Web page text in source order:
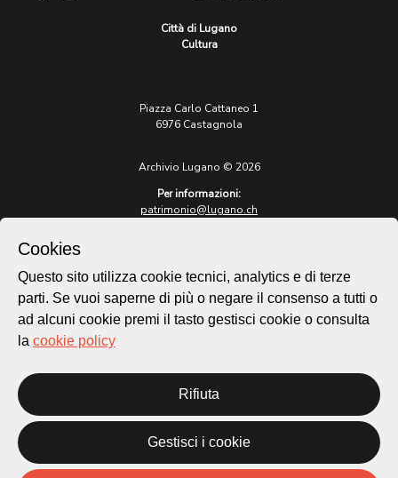
Città di Lugano
Cultura
Piazza Carlo Cattaneo 1
6976 Castagnola
Archivio Lugano © 2026
Per informazioni:
patrimonio@lugano.ch
lugano.ch
Cookie policy
Homepage
Temi
Novità
Progetti
Cookies
Questo sito utilizza cookie tecnici, analytics e di terze
parti. Se vuoi saperne di più o negare il consenso a tutti o
ad alcuni cookie premi il tasto gestisci cookie o consulta
la cookie policy
Rifiuta
Gestisci i cookie